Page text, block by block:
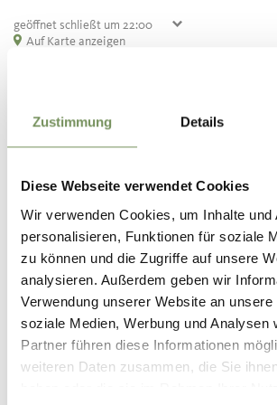
Zustimmung Details
Diese Webseite verwendet Cookies
Wir verwenden Cookies, um Inhalte und
personalisieren, Funktionen für soziale
zu können und die Zugriffe auf unsere
analysieren. Außerdem geben wir
Verwendung unserer Website an
soziale Medien, Werbung und Analysen
Partner führen diese Informationen
weiteren Daten zusammen, die Sie
geöffnet schließt um 22:00
Freitag
07:00 - 22:00
Dienstag
07:00 - 22:00
Donnerstag
07:00 - 22:00
Auf Karte anzeigen
MEHR LESEN